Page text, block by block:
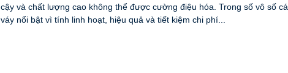
cậy và chất lượng cao không thể được cường điệu hóa. Trong số vô số
váy nổi bật vì tính linh hoạt, hiệu quả và tiết kiệm chi phí...